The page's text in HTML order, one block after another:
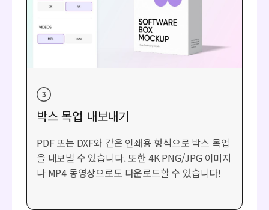
박스 목업 내보내기
PDF 또는 DXF와 같은 인쇄용 형식으로 박스 목업
을 내보낼 수 있습니다. 또한 4K PNG/JPG 이미지
나 MP4 동영상으로도 다운로드할 수 있습니다!